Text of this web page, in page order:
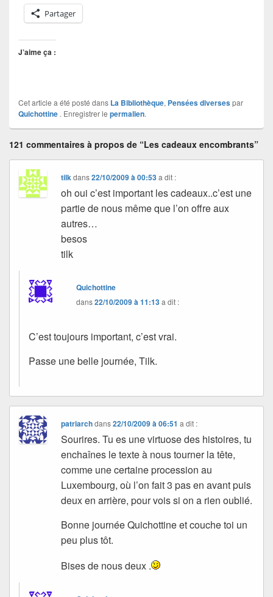
Partager
J’aime ça :
Cet article a été posté dans La Bibliothèque, Pensées diversespar
Quichottine . Enregistrer le permalien.
121 commentaires à propos de “Les cadeaux encombrants”
tilkdans22/10/2009 à 00:53 a dit :
oh oui c’est important les cadeaux..c’est une
partie de nous même que l’on offre aux
autres…
besos
tilk
Quichottine
dans22/10/2009 à 11:13a dit :
C’est toujours important, c’est vrai.
Passe une belle journée, Tilk.
patriarchdans22/10/2009 à 06:51 a dit :
Sourires. Tu es une virtuose des histoires, tu
enchaînes le texte à nous tourner la tête,
comme une certaine procession au
Luxembourg, où l’on fait 3 pas en avant puis
deux en arrière, pour vois si on a rien oublié.
Bonne journée Quichottine et couche toi un
peu plus tôt.
Bises de nous deux .